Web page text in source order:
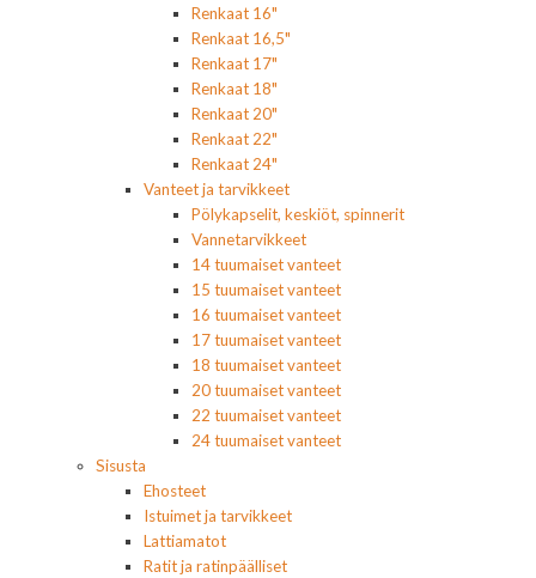
Renkaat 16"
Renkaat 16,5"
Renkaat 17"
Renkaat 18"
Renkaat 20"
Renkaat 22"
Renkaat 24"
Vanteet ja tarvikkeet
Pölykapselit, keskiöt, spinnerit
Vannetarvikkeet
14 tuumaiset vanteet
15 tuumaiset vanteet
16 tuumaiset vanteet
17 tuumaiset vanteet
18 tuumaiset vanteet
20 tuumaiset vanteet
22 tuumaiset vanteet
24 tuumaiset vanteet
Sisusta
Ehosteet
Istuimet ja tarvikkeet
Lattiamatot
Ratit ja ratinpäälliset